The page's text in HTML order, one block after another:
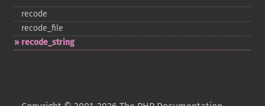
recode
recode_​file
recode_​string